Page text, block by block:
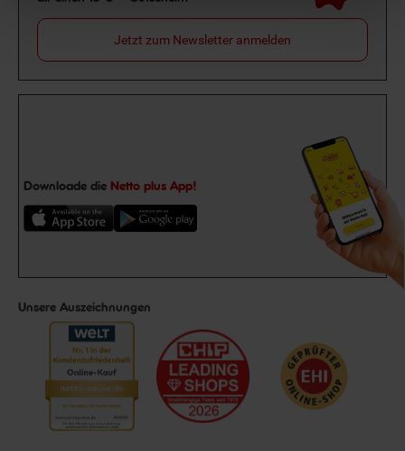
Jetzt zum Newsletter anmelden
Downloade die Netto plus App!
Unsere Auszeichnungen